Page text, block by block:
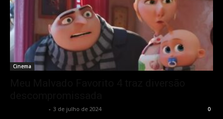
Cinema
- 3 de julho de 2024 0